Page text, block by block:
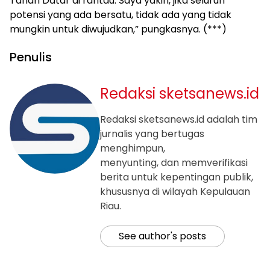
potensi yang ada bersatu, tidak ada yang tidak
mungkin untuk diwujudkan,” pungkasnya. (***)
Penulis
Redaksi sketsanews.id
Redaksi sketsanews.id adalah tim
jurnalis yang bertugas
menghimpun,
menyunting, dan memverifikasi
berita untuk kepentingan publik,
khususnya di wilayah Kepulauan
Riau.
See author's posts